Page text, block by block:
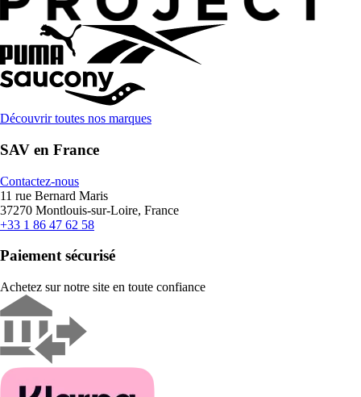
Découvrir toutes nos marques
SAV en France
Contactez-nous
11 rue Bernard Maris
37270 Montlouis-sur-Loire, France
+33 1 86 47 62 58
Paiement sécurisé
Achetez sur notre site en toute confiance